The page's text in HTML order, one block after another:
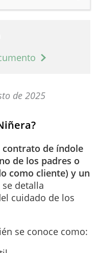
de 2025
contrato de índole
de los padres o
como cliente) y un
detalla
cuidado de los
se conoce como: